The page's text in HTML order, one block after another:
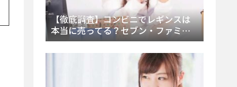
【徹底調査】コンビニでレギンスは
本当に売ってる？セブン・ファミ
マ・ローソンの取扱店舗とメーカ
ー・内容物を詳しく調べてみた！